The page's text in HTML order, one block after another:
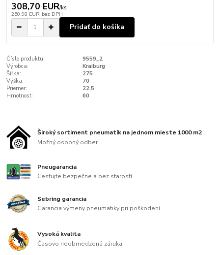
308,70 EUR/ks
250,98 EUR bez DPH
Pridať do košíka
Číslo produktu:
9559_2
Výrobca:
Kraiburg
Šířka:
275
Výška:
70
Priemer:
22,5
Hmotnost:
60
Široký sortiment pneumatík na jednom mieste 1000 m2
Možný osobný odber
Pneugarancia
Cestujte bezpečne a bez starostí
Sebring garancia
Garancia výmeny pneumatiky pri poškodení
Vysoká kvalita
Časovo neobmedzená záruka